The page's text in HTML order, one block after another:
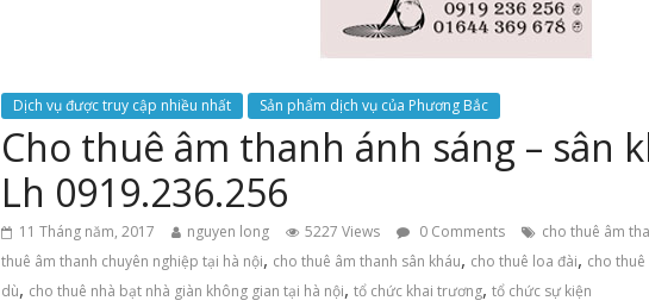
Dịch vụ được truy cập nhiều nhất Sản phẩm dịch vụ của Phương Bắc
Cho thuê âm thanh ánh sáng – sân
Lh 0919.236.256
11 Tháng năm, 2017 nguyen long 5227 Views 0 Comments cho thuê âm
thuê âm thanh chuyên nghiệp tại hà nội, cho thuê âm thanh sân kháu, cho thuê loa đài, cho
dù, cho thuê nhà bạt nhà giàn không gian tại hà nội, tổ chức khai trương, tổ chức sự kiện